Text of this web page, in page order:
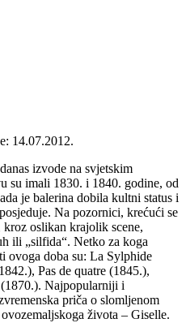
14.07.2012.
izvode na svjetskim
su imali 1830. i 1840. godine, od
je balerina dobila kultni status i
Na pozornici, krećući se
oslikan krajolik scene,
ili „silfida“. Netko za koga
ovoga doba su: La Sylphide
Pas de quatre (1845.),
Najpopularniji i
priča o slomljenom
života – Giselle.